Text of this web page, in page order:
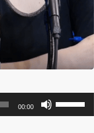
00:00
les